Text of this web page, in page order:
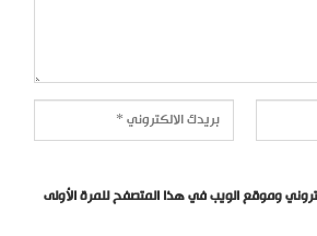
وموقع الويب في هذا المتصفح للمرة الأولى